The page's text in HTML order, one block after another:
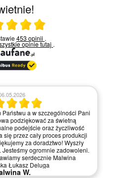
Ocena średnia 5 na 5
453 opinii .
opinietutaj .
Państwu a w szczególności Pani
podziękować za świetną
podejście oraz życzliwość
się przez cały proces produkcji
za doradztwo! Wyszły
ogromnie zadowoleni.
serdecznie Malwina
Łukasz Deluga
W.